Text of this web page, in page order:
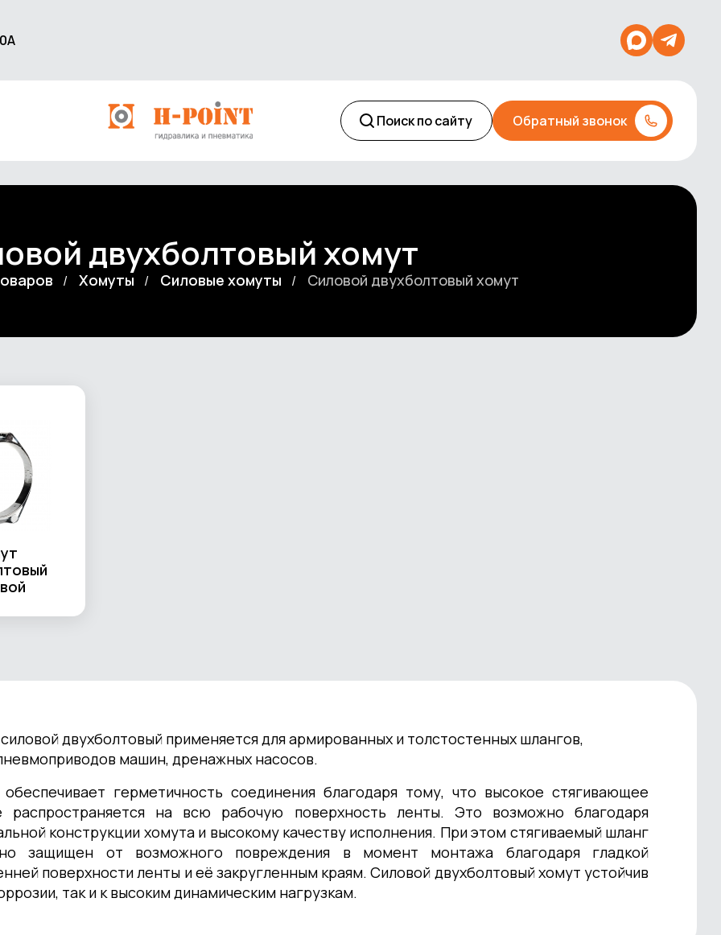
Поиск по сайту Обратный звонок
двухболтовый хомут
Хомуты Cиловые хомуты Силовой двухболтовый хомут
двухболтовый применяется для армированных и толстостенных шлангов,
машин, дренажных насосов.
герметичность соединения благодаря тому, что высокое стягивающее
распространяется на всю рабочую поверхность ленты. Это возможно благодаря
конструкции хомута и высокому качеству исполнения. При этом стягиваемый шланг
защищен от возможного повреждения в момент монтажа благодаря гладкой
поверхности ленты и её закругленным краям. Силовой двухболтовый хомут устойчив
так и к высоким динамическим нагрузкам.